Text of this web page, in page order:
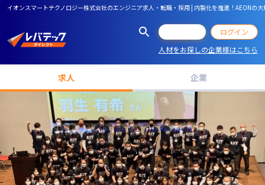
イオンスマートテクノロジー株式会社のエンジニア求人・転職・採用 | 内製化を推進！AEONの
ログイン
人材をお探しの企業様はこちら
求人 企業